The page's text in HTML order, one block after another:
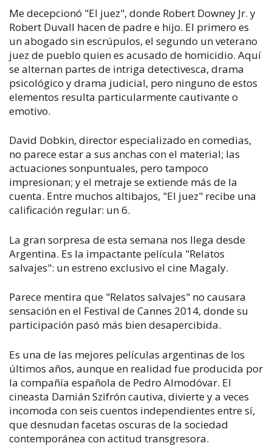
Me decepcionó "El juez", donde Robert Downey Jr. y
Robert Duvall hacen de padre e hijo. El primero es
un abogado sin escrúpulos, el segundo un veterano
juez de pueblo quien es acusado de homicidio. Aquí
se alternan partes de intriga detectivesca, drama
psicológico y drama judicial, pero ninguno de estos
elementos resulta particularmente cautivante o
emotivo.
David Dobkin, director especializado en comedias,
no parece estar a sus anchas con el material; las
actuaciones sonpuntuales, pero tampoco
impresionan; y el metraje se extiende más de la
cuenta. Entre muchos altibajos, "El juez" recibe una
calificación regular: un 6.
La gran sorpresa de esta semana nos llega desde
Argentina. Es la impactante película "Relatos
salvajes": un estreno exclusivo el cine Magaly.
Parece mentira que "Relatos salvajes" no causara
sensación en el Festival de Cannes 2014, donde su
participación pasó más bien desapercibida.
Es una de las mejores películas argentinas de los
últimos años, aunque en realidad fue producida por
la compañía española de Pedro Almodóvar. El
cineasta Damián Szifrón cautiva, divierte y a veces
incomoda con seis cuentos independientes entre sí,
que desnudan facetas oscuras de la sociedad
contemporánea con actitud transgresora.